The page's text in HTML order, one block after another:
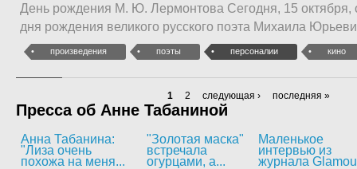
День рождения М. Ю. Лермонтова Сегодня, 15 октября,
дня рождения великого русского поэта Михаила
произведения поэты персоналии кино
1 2 следующая › последняя »
Пресса об Анне Табаниной
Анна Табанина:
"Лиза очень
похожа на меня...
"Золотая маска"
встречала
огурцами, а...
Маленькое
интервью из
журнала